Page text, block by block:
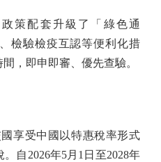
配套升級了「綠色通
檢驗檢疫互認等便利化措
，即申即審、優先查驗。
享受中國以特惠稅率形式
自2026年5月1日至2028年